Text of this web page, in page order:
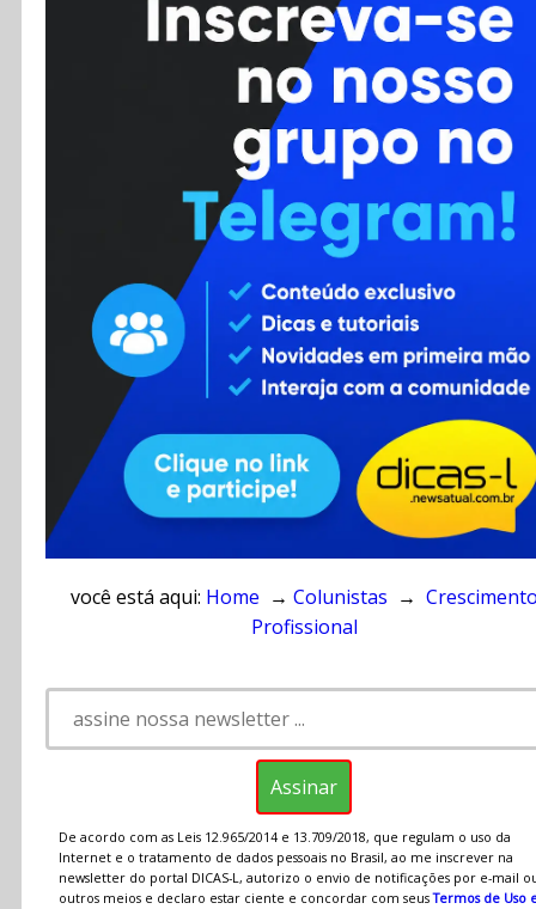
Cursos
Enviar Dica
Contato
RSS
você está aqui: Home → Colunistas →
Profissional
De acordo com as Leis 12.965/2014 e 13.709/2018, que regulam o uso da
Internet e o tratamento de dados pessoais no Brasil, ao me inscrever na
newsletter do portal DICAS-L, autorizo o envio de notificações por e-mail
outros meios e declaro estar ciente e concordar com seusTermos de Uso